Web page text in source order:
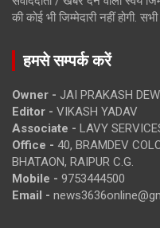
की कोई भी जिम्मेदारी नहीं होगी. सभी
हमसे सम्पर्क करें
Owner - JAI PRAKASH
Editor - VIKASH YADAV
Associate - LAVY
Office - 40, BRAMDEV
BHATAON, RAIPUR C.G.
Mobile - 9753444500
Email -